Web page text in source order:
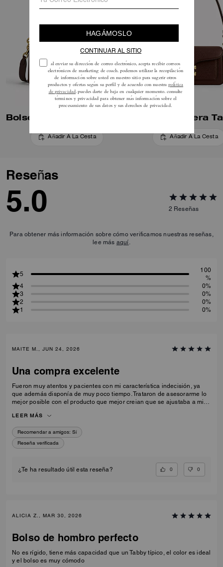
Añadir A La Cesta Añadir A La Cesta
Reseñas
5.0 2 Reseñas
Para obtener más información sobre cómo verificamos nuestras reseñas,
lee más aquí
5
100
%
4
0%
3
0%
2
0%
1
0%
MAITE M., JUN 24, 2026
Una compra excelente
Fueron muy atentos y pacientes con mi característica indecisión, ya
que además disponía de muy poco tiempo. Trataron de asesorarme lo
mejor posible con el producto que mejor creian que se ajustaba a mi.
sin duda creo que fue una elección estupenda. La única pequeña
pega es que, al revisar el producto en casa, encontré dos pequeños
cortes en la “C” del cierre, casi imperceptibles. Suelo fijarme mucho en
el estado del producto, algo que no pude hacer en ese momento
cuando lo sacaron del almacén porque tenía prisa.
LEER MÁS
Recomendar a amigos: Sí
Reseña verificada
¿Te ha resultado útil esta reseña? 0 0
ALICIA Z., MAR 30, 2026
Bolso de hombro perfecto
No es rígido, tiene más capacidad que un Tabby típico, el color es ideal
y el bolso es muy cómodo